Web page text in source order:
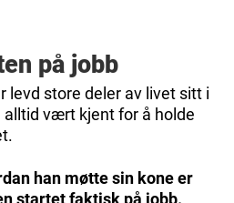
på jobb
levd store deler av livet sitt i
vært kjent for å holde
han møtte sin kone er
startet faktisk på jobb.